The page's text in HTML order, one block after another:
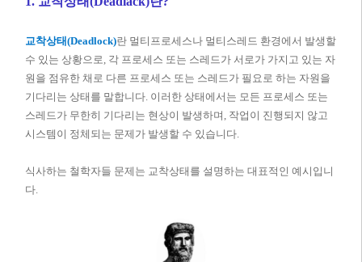
교착상태(Deadlock)란 멀티프로세스나 멀티스레드 환경에서 발생할
수 있는 상황으로, 각 프로세스 또는 스레드가 서로가 가지고 있는 자
원을 점유한 채로 다른 프로세스 또는 스레드가 필요로 하는 자원을
기다리는 상태를 말합니다. 이러한 상태에서는 모든 프로세스 또는
스레드가 무한히 기다리는 현상이 발생하며, 작업이 진행되지 않고
시스템이 정체되는 문제가 발생할 수 있습니다.
식사하는 철학자들 문제는 교착상태를 설명하는 대표적인 예시입니
다.